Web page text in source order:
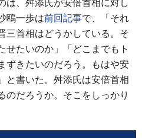
は、舛添氏が安倍首相に対し
鴎一歩は前回記事で、「それ
三首相はどうかしている。そ
せたいのか」「どこまでもト
ずきたいのだろう。もはや安
と書いた。舛添氏は安倍首相
のだろうか。そこをしっかり